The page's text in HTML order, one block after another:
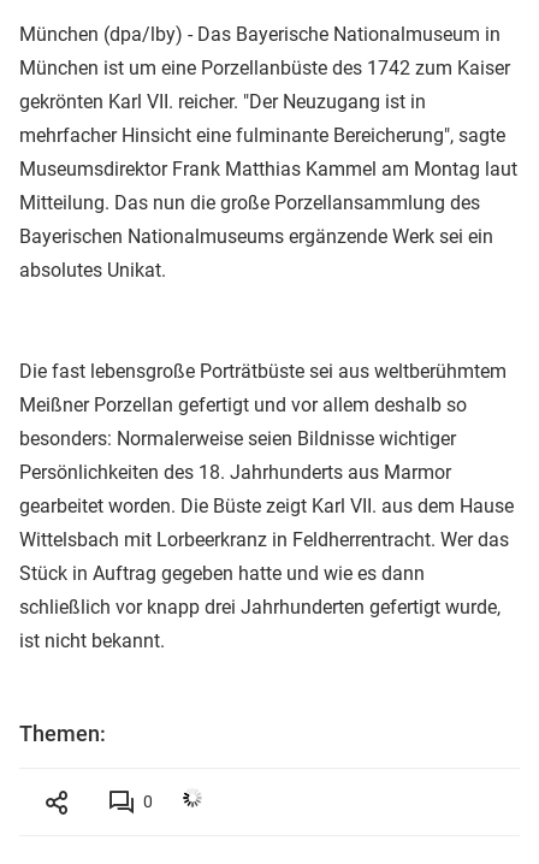
München (dpa/lby) - Das Bayerische Nationalmuseum in
München ist um eine Porzellanbüste des 1742 zum Kaiser
gekrönten Karl VII. reicher. "Der Neuzugang ist in
mehrfacher Hinsicht eine fulminante Bereicherung", sagte
Museumsdirektor Frank Matthias Kammel am Montag laut
Mitteilung. Das nun die große Porzellansammlung des
Bayerischen Nationalmuseums ergänzende Werk sei ein
absolutes Unikat.
Die fast lebensgroße Porträtbüste sei aus weltberühmtem
Meißner Porzellan gefertigt und vor allem deshalb so
besonders: Normalerweise seien Bildnisse wichtiger
Persönlichkeiten des 18. Jahrhunderts aus Marmor
gearbeitet worden. Die Büste zeigt Karl VII. aus dem Hause
Wittelsbach mit Lorbeerkranz in Feldherrentracht. Wer das
Stück in Auftrag gegeben hatte und wie es dann
schließlich vor knapp drei Jahrhunderten gefertigt wurde,
ist nicht bekannt.
Themen:
0